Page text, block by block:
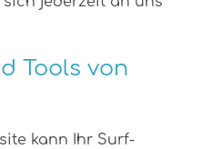
Tools von
kann Ihr Surf-